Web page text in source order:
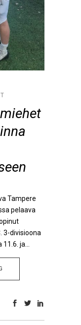
Tampere
pelaava
3-divisioona
ja...